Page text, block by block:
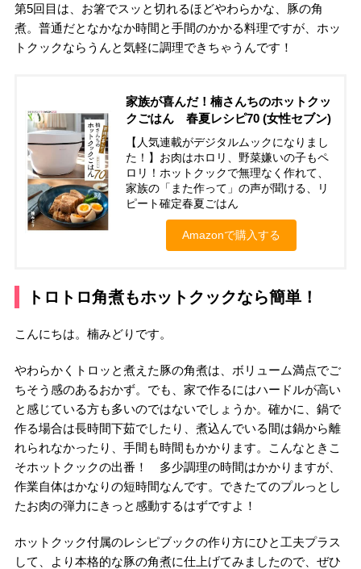
第5回目は、お箸でスッと切れるほどやわらかな、豚の角
煮。普通だとなかなか時間と手間のかかる料理ですが、ホッ
トクックならうんと気軽に調理できちゃうんです！
家族が喜んだ！楠さんちのホットクッ
クごはん 春夏レシピ70 (女性セブン)
【人気連載がデジタルムックになりまし
た！】お肉はホロリ、野菜嫌いの子もペ
ロリ！ホットクックで無理なく作れて、
家族の「また作って」の声が聞ける、リ
ピート確定春夏ごはん
Amazonで購入する
トロトロ角煮もホットクックなら簡単！
こんにちは。楠みどりです。
やわらかくトロッと煮えた豚の角煮は、ボリューム満点でご
ちそう感のあるおかず。でも、家で作るにはハードルが高い
と感じている方も多いのではないでしょうか。確かに、鍋で
作る場合は長時間下茹でしたり、煮込んでいる間は鍋から離
れられなかったり、手間も時間もかかります。こんなときこ
そホットクックの出番！ 多少調理の時間はかかりますが、
作業自体はかなりの短時間なんです。できたてのプルっとし
たお肉の弾力にきっと感動するはずですよ！
ホットクック付属のレシピブックの作り方にひと工夫プラス
して、より本格的な豚の角煮に仕上げてみましたので、ぜひ